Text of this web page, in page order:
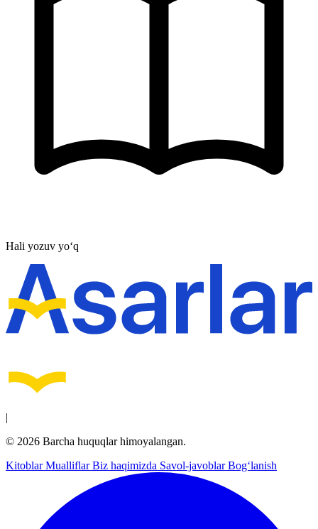
Hali yozuv yo‘q
|
© 2026 Barcha huquqlar himoyalangan.
KitoblarMualliflarBiz haqimizda Savol-javoblarBog‘lanish